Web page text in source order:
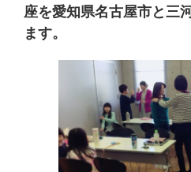
座を愛知県名古屋市と三
ます。